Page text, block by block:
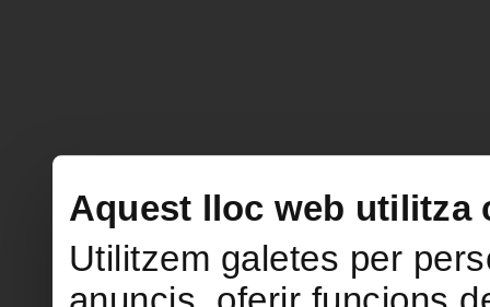
Aquest lloc web utilitza
Utilitzem galetes per